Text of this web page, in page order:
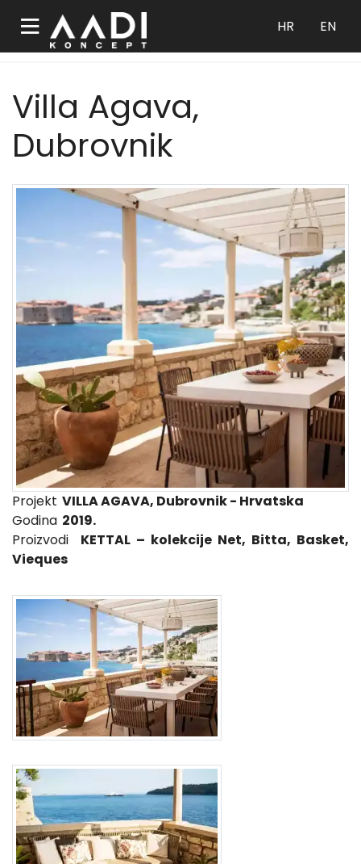
HR EN
Villa Agava,
Dubrovnik
Projekt VILLA AGAVA, Dubrovnik - Hrvatska
Godina 2019.
Proizvodi
KETTAL – kolekcije Net, Bitta, Basket,
Vieques